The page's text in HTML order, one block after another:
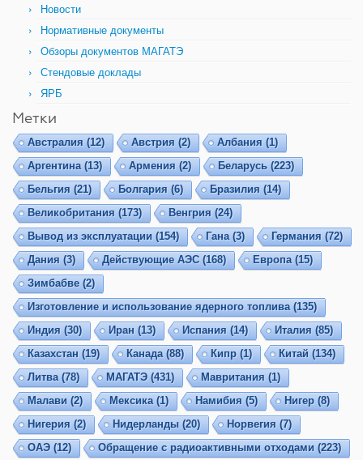
Новости
Нормативные документы
Обзоры документов МАГАТЭ
Стендовые доклады
ЯРБ
Метки
Австралия (12) Австрия (2) Албания (1)
Аргентина(13) Армения (2) Беларусь (223)
Бельгия (21) Болгария (6) Бразилия (14)
Великобритания (173) Венгрия (24)
Вывод из эксплуатации (154) Гана(3) Германия (72)
Дания (3) Действующие АЭС(168) Европа(15)
Зимбабве (2)
Изготовление и использование ядерного топлива(135)
Индия (30) Иран (13) Испания (14) Италия (85)
Казахстан (19) Канада(88) Кипр (1) Китай (134)
Литва(78) МАГАТЭ(431) Мавритания (1)
Малави (2) Мексика(1) Намибия (5) Нигер (8)
Нигерия (2) Нидерланды (20) Норвегия (7)
ОАЭ(12) Обращение с радиоактивными отходами (223)